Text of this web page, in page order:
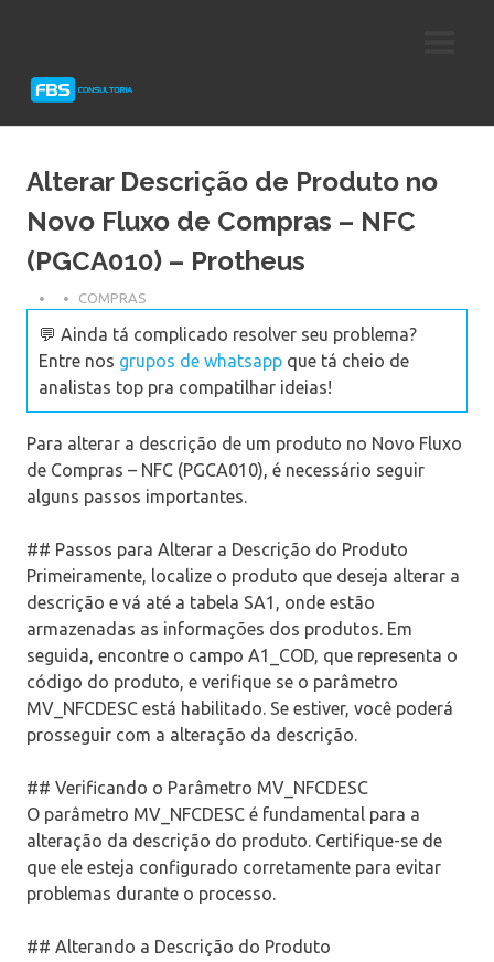
Protheus
Alterar Descrição de Produto no
Novo Fluxo de Compras – NFC
(PGCA010) – Protheus
COMPRAS
💬 Ainda tá complicado resolver seu problema?
Entre nos grupos de whatsapp que tá cheio de
analistas top pra compatilhar ideias!
Para alterar a descrição de um produto no Novo Fluxo
de Compras – NFC (PGCA010), é necessário seguir
alguns passos importantes.
## Passos para Alterar a Descrição do Produto
Primeiramente, localize o produto que deseja alterar a
descrição e vá até a tabela SA1, onde estão
armazenadas as informações dos produtos. Em
seguida, encontre o campo A1_COD, que representa o
código do produto, e verifique se o parâmetro
MV_NFCDESC está habilitado. Se estiver, você poderá
prosseguir com a alteração da descrição.
## Verificando o Parâmetro MV_NFCDESC
O parâmetro MV_NFCDESC é fundamental para a
alteração da descrição do produto. Certifique-se de
que ele esteja configurado corretamente para evitar
problemas durante o processo.
## Alterando a Descrição do Produto